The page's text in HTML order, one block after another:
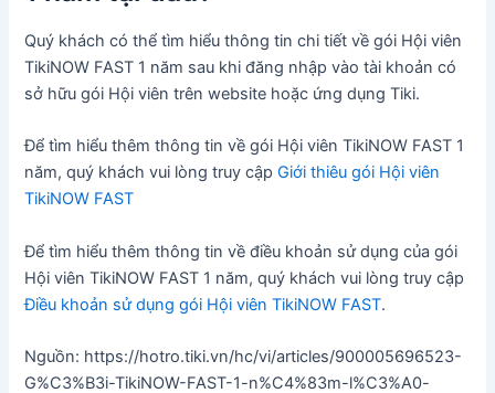
Quý khách có thể tìm hiểu thông tin chi tiết về gói Hội viên
TikiNOW FAST 1 năm sau khi đăng nhập vào tài khoản có
sở hữu gói Hội viên trên website hoặc ứng dụng Tiki.
Để tìm hiểu thêm thông tin về gói Hội viên TikiNOW FAST 1
năm, quý khách vui lòng truy cậpGiới thiêu gói Hội viên
TikiNOW FAST
Để tìm hiểu thêm thông tin về điều khoản sử dụng của gói
Hội viên TikiNOW FAST 1 năm, quý khách vui lòng truy cập
Điều khoản sử dụng gói Hội viên TikiNOW FAST.
Nguồn: https://hotro.tiki.vn/hc/vi/articles/900005696523-
G%C3%B3i-TikiNOW-FAST-1-n%C4%83m-l%C3%A0-